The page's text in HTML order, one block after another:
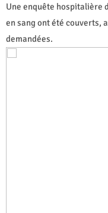
Une enquête hospitalière
en sang ont été couverts,
demandées.